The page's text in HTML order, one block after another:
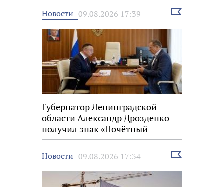
Новости 09.08.2026 17:39
Выбрать
Губернатор Ленинградской
области Александр Дрозденко
получил знак «Почётный
строитель России»
Новости 09.08.2026 17:34
Выбрать